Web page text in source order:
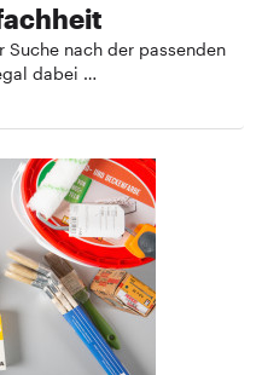
Suche nach der passenden
dabei …